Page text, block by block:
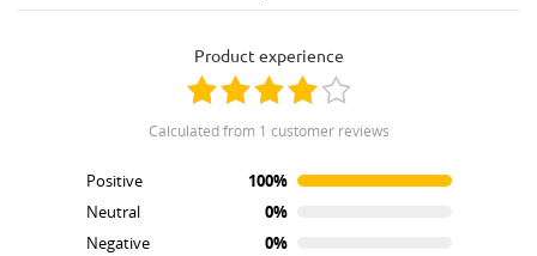
product experience
calculated from 1 customer reviews
Positive
100%
Neutral
0%
Negative
0%